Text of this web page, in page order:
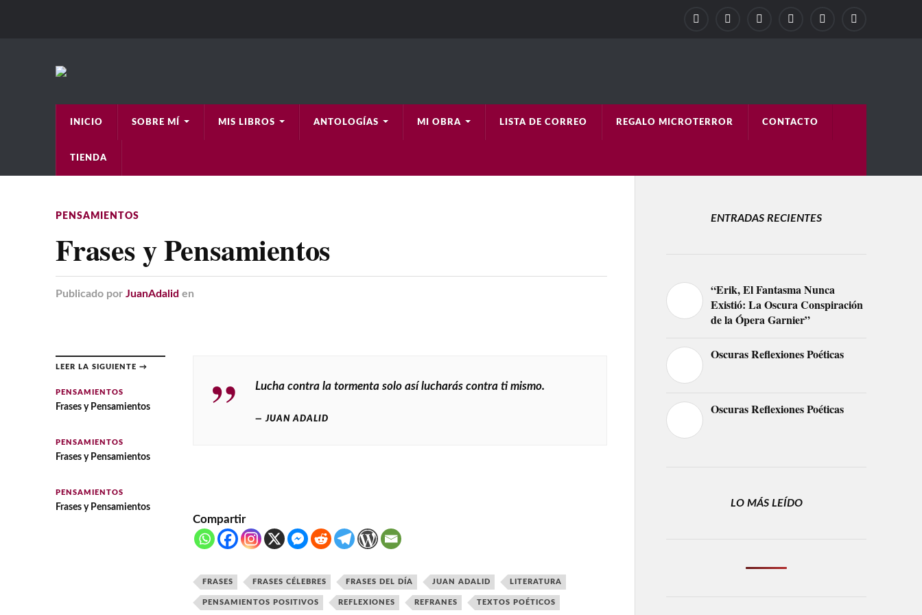
INICIO SOBRE MÍ MIS LIBROS ANTOLOGÍAS MI OBRA LISTA DE CORREO REGALO MICROTERROR CONTACTO
TIENDA
PENSAMIENTOS
Frases y Pensamientos
Publicado por JuanAdalid en
LEER LA SIGUIENTE →
PENSAMIENTOS
Frases y Pensamientos
PENSAMIENTOS
Frases y Pensamientos
PENSAMIENTOS
Frases y Pensamientos
Lucha contra la tormenta solo así lucharás contra ti mismo.
JUAN ADALID
Compartir
FRASES FRASES CÉLEBRES FRASES DEL DÍA JUAN ADALID LITERATURA
PENSAMIENTOS POSITIVOS REFLEXIONES REFRANES TEXTOS POÉTICOS
ENTRADAS RECIENTES
“Erik, El Fantasma Nunca
Existió: La Oscura Conspiración
de la Ópera Garnier”
Oscuras Reflexiones Poéticas
Oscuras Reflexiones Poéticas
LO MÁS LEÍDO